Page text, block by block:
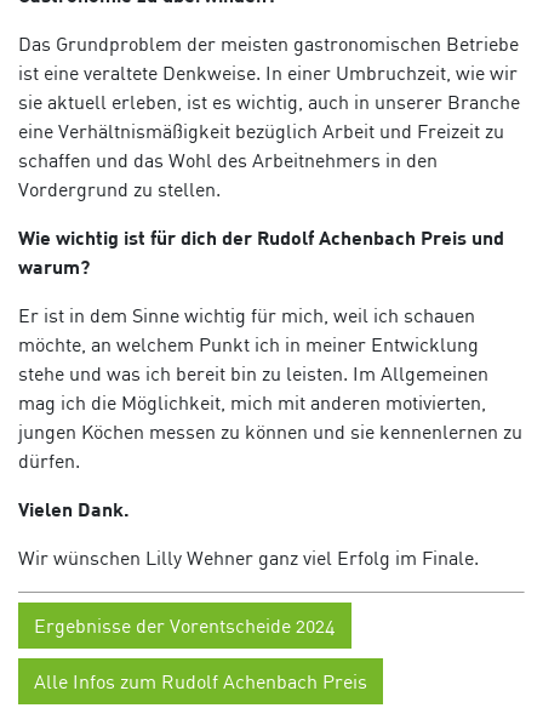
Das Grundproblem der meisten gastronomischen Betriebe
ist eine veraltete Denkweise. In einer Umbruchzeit, wie wir
sie aktuell erleben, ist es wichtig, auch in unserer Branche
eine Verhältnismäßigkeit bezüglich Arbeit und Freizeit zu
schaffen und das Wohl des Arbeitnehmers in den
Vordergrund zu stellen.
Wie wichtig ist für dich der Rudolf Achenbach Preis und
warum?
Er ist in dem Sinne wichtig für mich, weil ich schauen
möchte, an welchem Punkt ich in meiner Entwicklung
stehe und was ich bereit bin zu leisten. Im Allgemeinen
mag ich die Möglichkeit, mich mit anderen motivierten,
jungen Köchen messen zu können und sie kennenlernen zu
dürfen.
Vielen Dank.
Wir wünschen Lilly Wehner ganz viel Erfolg im Finale.
Ergebnisse der Vorentscheide 2024
Alle Infos zum Rudolf Achenbach Preis